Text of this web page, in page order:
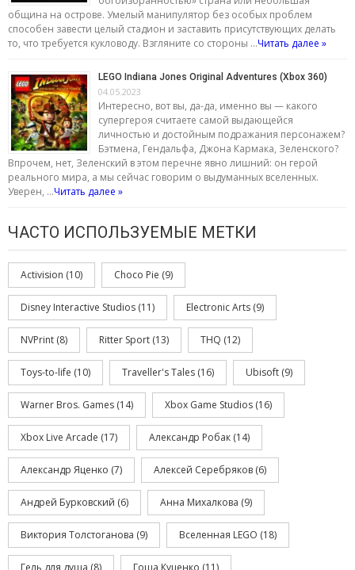
община на острове. Умелый манипулятор без особых проблем
способен завести целый стадион и заставить присутствующих делать
то, что требуется кукловоду. Взгляните со стороны …Читать далее »
LEGO Indiana Jones Original Adventures (Xbox 360)
04.05.2023
Интересно, вот вы, да-да, именно вы — какого
супергероя считаете самой выдающейся
личностью и достойным подражания персонажем?
Бэтмена, Гендальфа, Джона Кармака, Зеленского?
Впрочем, нет, Зеленский в этом перечне явно лишний: он герой
реального мира, а мы сейчас говорим о выдуманных вселенных.
Уверен, …Читать далее »
ЧАСТО ИСПОЛЬЗУЕМЫЕ МЕТКИ
Activision (10) Choco Pie (9)
Disney Interactive Studios (11) Electronic Arts (9)
NVPrint (8) Ritter Sport (13) THQ (12)
Toys-to-life (10) Traveller's Tales (16) Ubisoft (9)
Warner Bros. Games (14) Xbox Game Studios (16)
Xbox Live Arcade (17) Александр Робак (14)
Александр Яценко (7) Алексей Серебряков (6)
Андрей Бурковский (6) Анна Михалкова (9)
Виктория Толстоганова (9) Вселенная LEGO (18)
Гель для душа (8) Гоша Куценко (11)